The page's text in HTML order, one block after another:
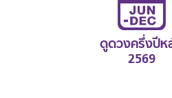
ดูดวงครึ่งปีห
2569